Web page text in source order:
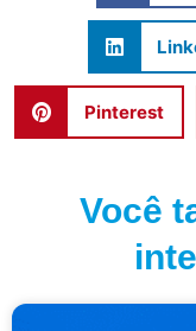
Pinterest
Você